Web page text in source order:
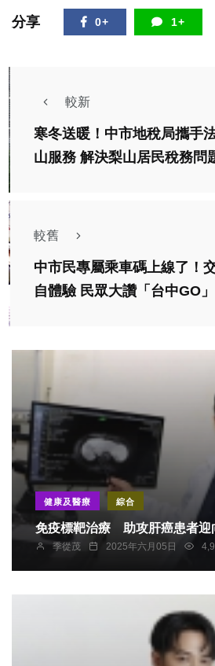
分享 0+ 1+
較新
寒冬送暖！中市地稅局攜手
山服務 解決梨山居民稅務問
較舊
中市民專屬乘車碼上線了！
自體驗 民眾大讚「台中GO」
健康及醫療 綜合
免疫標靶治療 助攻肝癌患者迎
季從茂 2025年六月05日